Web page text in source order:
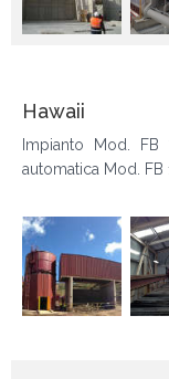
Hawaii
Impianto Mod.
automatica Mod.